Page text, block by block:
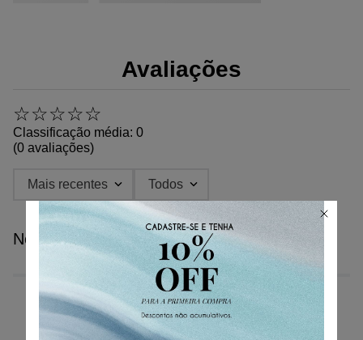
Avaliações
☆☆☆☆☆
Classificação média: 0
(0 avaliações)
Escreva uma avaliação
Mais recentes Todos
Nenhuma avaliação